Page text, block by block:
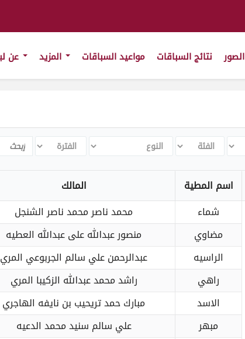
الصور نتائج السباقات مواعيد السباقات
الفئة النوع الفترة Search
اسم المطية المالك
شماء محمد ناصر محمد ناصر الشنجل
مضاوي
منصور عبدالله على عبدالله العطيه
الراسيه عبدالرحمن علي سالم الجربوعي المري
راهي راشد محمد عبدالله الزكيبا المري
الاسد
مبارك حمد تريحيب بن نايفه الهاجري
مبهر علي سالم سنيد محمد الدعيه